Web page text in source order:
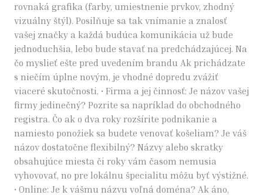
rovnaká grafika (farby, umiestnenie prvkov, zhodný
vizuálny štýl). Posilňuje sa tak vnímanie a znalosť
vašej značky a každá budúca komunikácia už bude
jednoduchšia, lebo bude stavať na predchádzajúcej. Na
čo myslieť ešte pred uvedením brandu Ak prichádzate
s niečím úplne novým, je vhodné dopredu zvážiť
viaceré skutočnosti. • Firma a jej činnosť: Je názov vašej
firmy jedinečný? Pozrite sa napríklad do obchodného
registra. Čo ak o dva roky rozšírite podnikanie a
namiesto ponožiek sa budete venovať košeliam? Je váš
názov dostatočne flexibilný? Názvy alebo skratky
obsahujúce miesta či roky vám časom nemusia
vyhovovať, no pre lokálnu špecialitu môžu byť výstižné.
• Online: Je k vášmu názvu voľná doména? Ak áno,